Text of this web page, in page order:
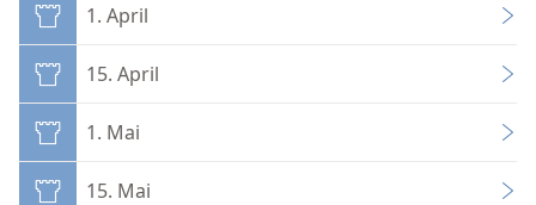
1. April
15. April
1. Mai
15. Mai